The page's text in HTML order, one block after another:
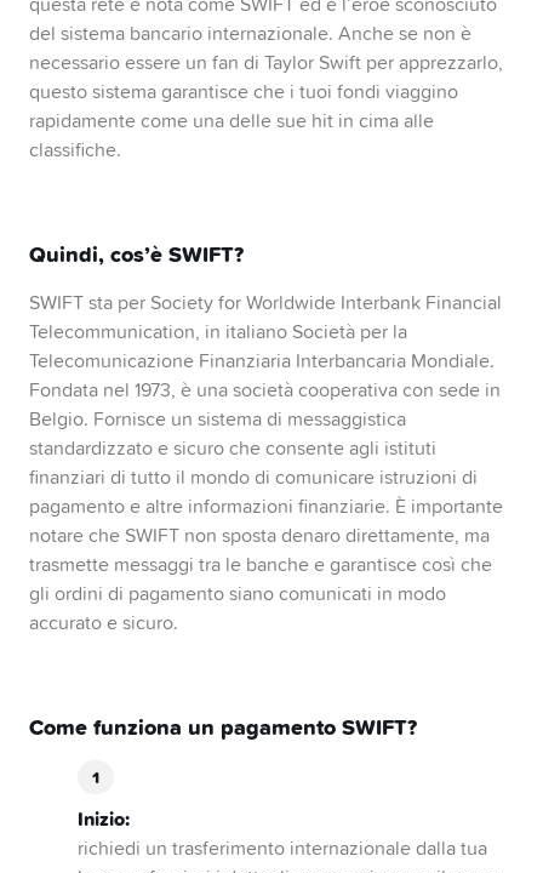
del sistema bancario internazionale. Anche se non è
necessario essere un fan di Taylor Swift per apprezzarlo,
questo sistema garantisce che i tuoi fondi viaggino
rapidamente come una delle sue hit in cima alle
classifiche.
Quindi, cos’è SWIFT?
SWIFT sta per Society for Worldwide Interbank Financial
Telecommunication, in italiano Società per la
Telecomunicazione Finanziaria Interbancaria Mondiale.
Fondata nel 1973, è una società cooperativa con sede in
Belgio. Fornisce un sistema di messaggistica
standardizzato e sicuro che consente agli istituti
finanziari di tutto il mondo di comunicare istruzioni di
pagamento e altre informazioni finanziarie. È importante
notare che SWIFT non sposta denaro direttamente, ma
trasmette messaggi tra le banche e garantisce così che
gli ordini di pagamento siano comunicati in modo
accurato e sicuro.
Come funziona un pagamento SWIFT?
Inizio:
richiedi un trasferimento internazionale dalla tua